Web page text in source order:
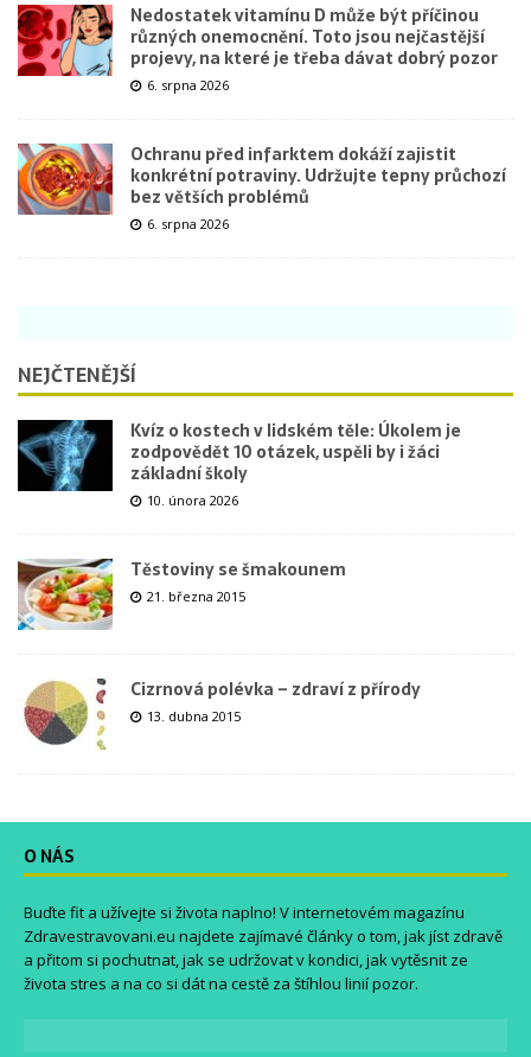
Nedostatek vitamínu D může být příčinou
různých onemocnění. Toto jsou nejčastější
projevy, na které je třeba dávat dobrý pozor
6. srpna 2026
Ochranu před infarktem dokáží zajistit
konkrétní potraviny. Udržujte tepny průchozí
bez větších problémů
6. srpna 2026
NEJČTENĚJŠÍ
Kvíz o kostech v lidském těle: Úkolem je
zodpovědět 10 otázek, uspěli by i žáci
základní školy
10. února 2026
Těstoviny se šmakounem
21. března 2015
Cizrnová polévka – zdraví z přírody
13. dubna 2015
O NÁS
Buďte fit a užívejte si života naplno! V internetovém magazínu
Zdravestravovani.eu najdete zajímavé články o tom, jak jíst zdravě
a přitom si pochutnat, jak se udržovat v kondici, jak vytěsnit ze
života stres a na co si dát na cestě za štíhlou linií pozor.